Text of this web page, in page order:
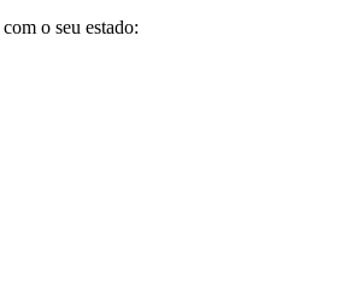
o seu estado: